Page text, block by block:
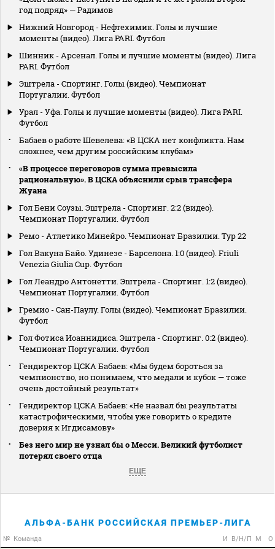
год подряд» — Радимов
Нижний Новгород - Нефтехимик. Голы и лучшие
моменты (видео). Лига PARI. Футбол
Шинник - Арсенал. Голы и лучшие моменты (видео). Лига
PARI. Футбол
Эштрела - Спортинг. Голы (видео). Чемпионат
Португалии. Футбол
Урал - Уфа. Голы и лучшие моменты (видео). Лига PARI.
Футбол
Бабаев о работе Шевелева: «В ЦСКА нет конфликта. Нам
сложнее, чем другим российским клубам»
«В процессе переговоров сумма превысила
рациональную». В ЦСКА объяснили срыв трансфера
Жуана
Гол Бени Соузы. Эштрела - Спортинг. 2:2 (видео).
Чемпионат Португалии. Футбол
Ремо - Атлетико Минейро. Чемпионат Бразилии. Тур 22
Гол Вакуна Байо. Удинезе - Барселона. 1:0 (видео). Friuli
Venezia Giulia Cup. Футбол
Гол Леандро Антонетти. Эштрела - Спортинг. 1:2 (видео).
Чемпионат Португалии. Футбол
Гремио - Сан-Паулу. Голы (видео). Чемпионат Бразилии.
Футбол
Гол Фотиса Иоаннидиса. Эштрела - Спортинг. 0:2 (видео).
Чемпионат Португалии. Футбол
Гендиректор ЦСКА Бабаев: «Мы будем бороться за
чемпионство, но понимаем, что медали и кубок — тоже
очень достойный результат»
Гендиректор ЦСКА Бабаев: «Не назвал бы результаты
катастрофическими, чтобы уже говорить о кредите
доверия к Игдисамову»
Без него мир не узнал бы о Месси. Великий футболист
потерял своего отца
ЕЩЕ
АЛЬФА-БАНК РОССИЙСКАЯ ПРЕМЬЕР-ЛИГА
№ Команда И В/Н/П М О